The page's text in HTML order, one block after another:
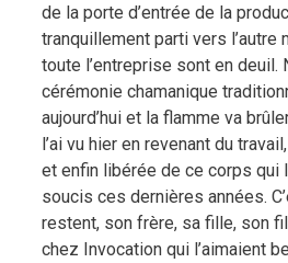
de la porte d’entrée de la
tranquillement parti vers l’autre
toute l’entreprise sont en deuil.
cérémonie chamanique
aujourd’hui et la flamme va
l’ai vu hier en revenant du
et enfin libérée de ce corps qui
soucis ces dernières années.
restent, son frère, sa fille, son
chez Invocation qui l’aimaient